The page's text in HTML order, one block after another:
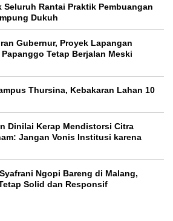
Seluruh Rantai Praktik Pembuangan
Dukuh
Gubernur, Proyek Lapangan
Tetap Berjalan Meski
Thursina, Kebakaran Lahan 10
Dinilai Kerap Mendistorsi Citra
Jangan Vonis Institusi karena
Ngopi Bareng di Malang,
Solid dan Responsif